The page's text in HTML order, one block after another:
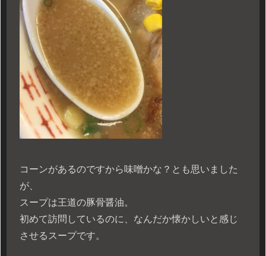
コーンがあるのですから味噌かな？とも思いました
が、
スープは王道の豚骨醤油。
初めて訪問しているのに、なんだか懐かしいと感じ
させるスープです。